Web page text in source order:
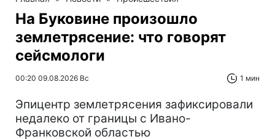
На Буковине произошло
землетрясение: что говорят
сейсмологи
00:20 09.08.2026 Вс 1 мин
Эпицентр землетрясения зафиксировали
недалеко от границы с Ивано-
Франковской областью